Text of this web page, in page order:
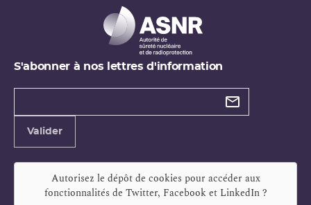
S'abonner à nos lettres d'information
Types de
Valider
Autorisez le dépôt de cookies pour accéder aux
fonctionnalités de Twitter, Facebook et LinkedIn?